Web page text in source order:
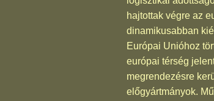
hajtottak végre az
dinamikusabban
Európai Unióhoz
európai térség
megrendezésre
előgyártmányok.